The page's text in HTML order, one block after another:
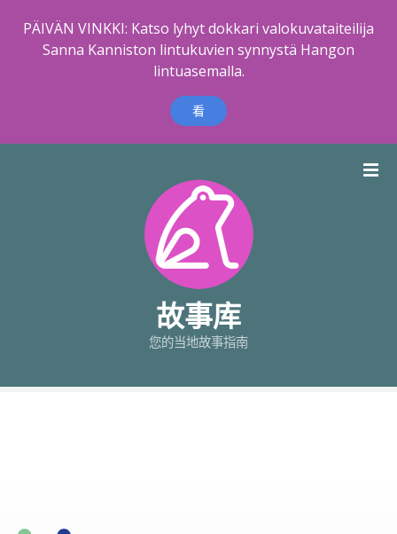
PÄIVÄN VINKKI: Katso lyhyt dokkari valokuvataiteilija
Sanna Kanniston lintukuvien synnystä Hangon
lintuasemalla.
看
故事库
您的当地故事指南